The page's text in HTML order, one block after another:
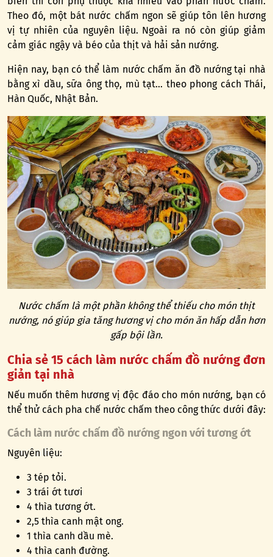
Theo đó, một bát nước chấm ngon sẽ giúp tôn lên hương
vị tự nhiên của nguyên liệu. Ngoài ra nó còn giúp giảm
cảm giác ngậy và béo của thịt và hải sản nướng.
Hiện nay, bạn có thể làm nước chấm ăn đồ nướng tại nhà
bằng xì dầu, sữa ông thọ, mù tạt… theo phong cách Thái,
Hàn Quốc, Nhật Bản.
Nước chấm là một phần không thể thiếu cho món thịt
nướng, nó giúp gia tăng hương vị cho món ăn hấp dẫn hơn
gấp bội lần.
Chia sẻ 15 cách làm nước chấm đồ nướng đơn
giản tại nhà
Nếu muốn thêm hương vị độc đáo cho món nướng, bạn có
thể thử cách pha chế nước chấm theo công thức dưới đây:
Cách làm nước chấm đồ nướng ngon với tương ớt
Nguyên liệu:
3 tép tỏi.
3 trái ớt tươi
4 thìa tương ớt.
2,5 thìa canh mật ong.
1 thìa canh dầu mè.
4 thìa canh đường.